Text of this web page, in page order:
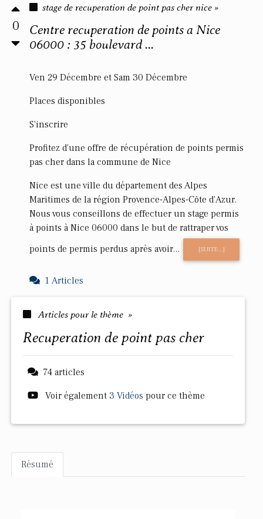
0
stage de recuperation de point pas cher nice »
Centre recuperation de points a Nice
06000 : 35 boulevard ...
Ven 29 Décembre et Sam 30 Décembre
Places disponibles
S'inscrire
Profitez d'une offre de récupération de points permis
pas cher dans la commune de Nice
Nice est une ville du département des Alpes
Maritimes de la région Provence-Alpes-Côte d'Azur.
Nous vous conseillons de effectuer un stage permis
à points à Nice 06000 dans le but de rattraper vos
points de permis perdus après avoir...
[SUITE...]
1 Articles
Articles pour le thème »
recuperation de point pas cher
74 articles
Voir également 3 Vidéos pour ce thème
Résumé